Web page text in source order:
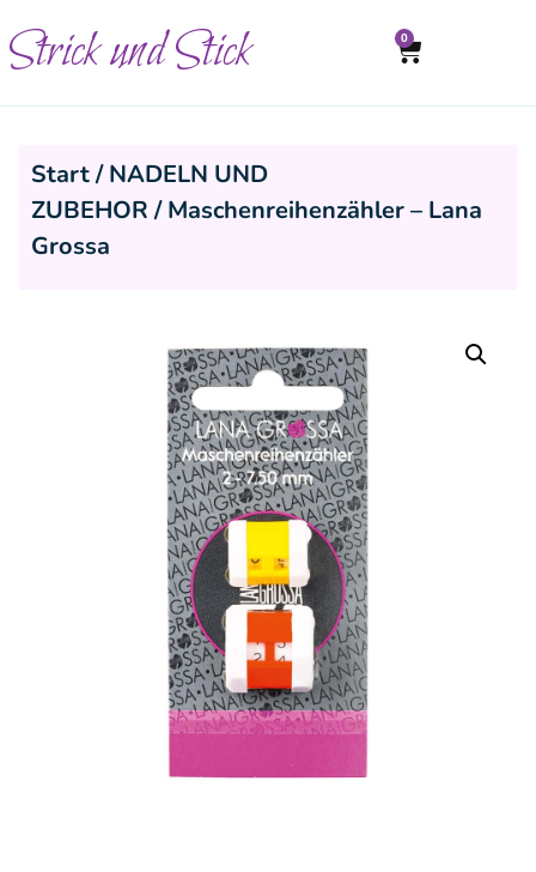
Strick und Stick 0
Start/NADELN UND
ZUBEHOR/ Maschenreihenzähler – Lana
Grossa